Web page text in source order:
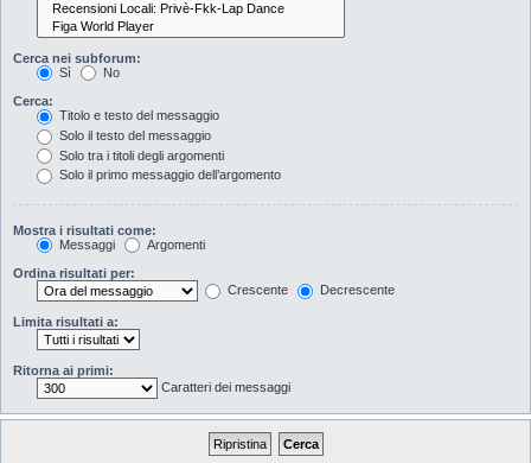
Cerca nei subforum:
Sì
No
Cerca:
Titolo e testo del messaggio
Solo il testo del messaggio
Solo tra i titoli degli argomenti
Solo il primo messaggio dell’argomento
Mostra i risultati come:
Messaggi
Argomenti
Ordina risultati per:
Crescente
Decrescente
Limita risultati a:
Ritorna ai primi:
Caratteri dei messaggi